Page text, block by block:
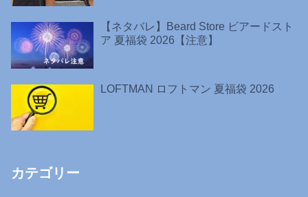
【ネタバレ】Beard Store ビアードスト
ア 夏福袋 2026【注意】
LOFTMAN ロフトマン 夏福袋 2026
カテゴリー